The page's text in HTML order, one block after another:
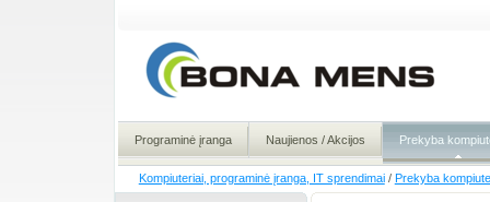
Programinė įranga Naujienos / Akcijos Prekyba
Kompiuteriai, programinė įranga, IT sprendimai / Prekyba